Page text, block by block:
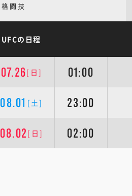
格闘技
UFCの日程
07.26[日] 01:00
08.01 [土] 23:00
08.02 [日] 02:00